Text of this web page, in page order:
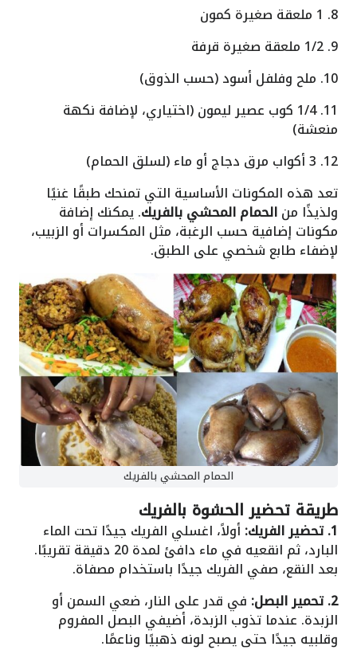
8. 1 ملعقة صغيرة كمون
9. 1/2 ملعقة صغيرة قرفة
10. ملح وفلفل أسود (حسب الذوق)
11. 1/4 كوب عصير ليمون (اختياري، لإضافة نكهة
منعشة)
12. 3 أكواب مرق دجاج أو ماء (لسلق الحمام)
تعد هذه المكونات الأساسية التي تمنحك طبقًا غنيًا
ولذيذًا منالحمام المحشي بالفريك. يمكنك إضافة
مكونات إضافية حسب الرغبة، مثل المكسرات أو الزبيب،
لإضفاء طابع شخصي على الطبق.
الحمام المحشي بالفريك
طريقة تحضير الحشوة بالفريك
1. تحضير الفريك: أولاً، اغسلي الفريك جيدًا تحت الماء
البارد، ثم انقعيه في ماء دافئ لمدة 20 دقيقة تقريبًا.
بعد النقع، صفي الفريك جيدًا باستخدام مصفاة.
2. تحمير البصل:
في قدر على النار، ضعي السمن أو
الزبدة. عندما تذوب الزبدة، أضيفي البصل المفروم
وقلبيه جيدًا حتى يصبح لونه ذهبيًا وناعمًا.